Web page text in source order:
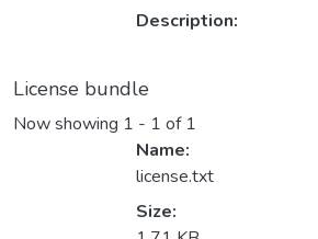
Description:
License bundle
Now showing 1 - 1 of 1
Name:
license.txt
Size: